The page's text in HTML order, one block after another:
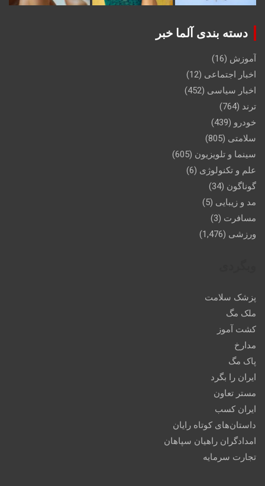
دسته بندی آلما خبر
آموزش (16)
اخبار اجتماعی (12)
اخبار سیاسی (452)
ترند (764)
خودرو (439)
سلامتی (805)
سینما و تلویزیون (605)
علم و تکنولوژی (6)
گوناگون (34)
مد و زیبایی (5)
مسافرت (3)
ورزشی (1,476)
پزشک سلامت
ملک مگ
کشت آموز
مدارخ
پاک مگ
ایران را بگرد
مستر تعاون
ایران کسب
داستان‌های کوتاه رایان
امدادگران راهیان سپاهان
تجارت سرمایه